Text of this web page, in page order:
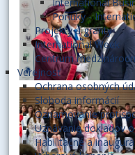
Ponuky -
Projekty a granty
International Week
Centrum
Verejnosť
Ochrana osobných
Sloboda informácií
Oznamovanie
Uznávanie dokladov
Habilitačné a